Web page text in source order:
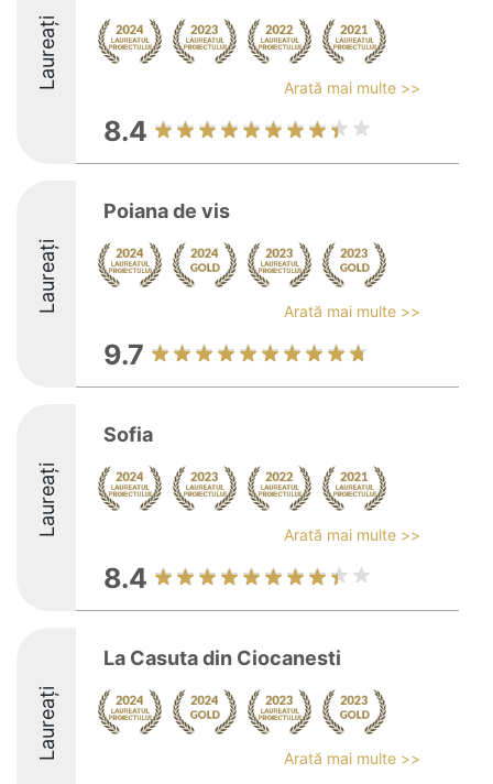
Laureați Arată mai multe >>
8.4
Laureați
Poiana de vis
Arată mai multe >>
9.7
Laureați
Sofia
Arată mai multe >>
8.4
Laureați
La Casuta din Ciocanesti
Arată mai multe >>